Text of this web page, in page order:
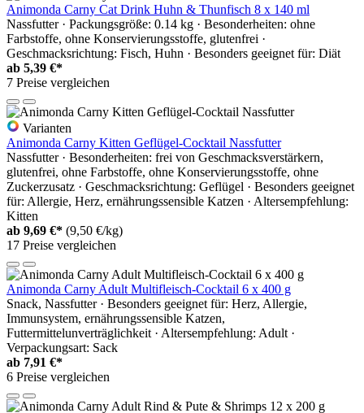
Animonda Carny Cat Drink Huhn & Thunfisch 8 x 140 ml
Nassfutter · Packungsgröße: 0.14 kg · Besonderheiten: ohne
Farbstoffe, ohne Konservierungsstoffe, glutenfrei ·
Geschmacksrichtung: Fisch, Huhn · Besonders geeignet für: Diät
ab 5,39 €*
7 Preise vergleichen
Varianten
Animonda Carny Kitten Geflügel-Cocktail Nassfutter
Nassfutter · Besonderheiten: frei von Geschmacksverstärkern,
glutenfrei, ohne Farbstoffe, ohne Konservierungsstoffe, ohne
Zuckerzusatz · Geschmacksrichtung: Geflügel · Besonders geeignet
für: Allergie, Herz, ernährungssensible Katzen · Altersempfehlung:
Kitten
ab 9,69 €* (9,50 €/kg)
17 Preise vergleichen
Animonda Carny Adult Multifleisch-Cocktail 6 x 400 g
Snack, Nassfutter · Besonders geeignet für: Herz, Allergie,
Immunsystem, ernährungssensible Katzen,
Futtermittelunverträglichkeit · Altersempfehlung: Adult ·
Verpackungsart: Sack
ab 7,91 €*
6 Preise vergleichen